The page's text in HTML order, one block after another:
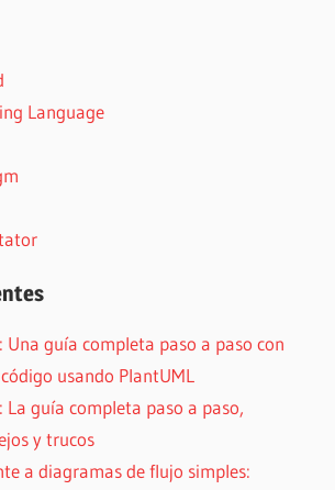
Language
Una guía completa paso a paso con
usando PlantUML
La guía completa paso a paso,
y trucos
a diagramas de flujo simples: